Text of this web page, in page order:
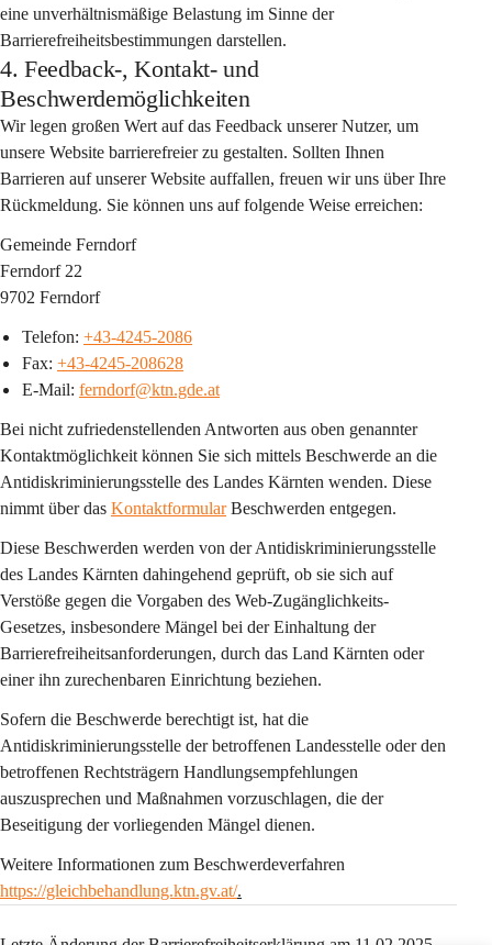
eine unverhältnismäßige Belastung im Sinne der
Barrierefreiheitsbestimmungen darstellen.
4. Feedback-, Kontakt- und
Beschwerdemöglichkeiten
Wir legen großen Wert auf das Feedback unserer Nutzer, um
unsere Website barrierefreier zu gestalten. Sollten Ihnen
Barrieren auf unserer Website auffallen, freuen wir uns über Ihre
Rückmeldung. Sie können uns auf folgende Weise erreichen:
Gemeinde Ferndorf
Ferndorf 22
9702 Ferndorf
Telefon: +43-4245-2086
Fax: +43-4245-208628
E-Mail: ferndorf@ktn.gde.at
Bei nicht zufriedenstellenden Antworten aus oben genannter
Kontaktmöglichkeit können Sie sich mittels Beschwerde an die
Antidiskriminierungsstelle des Landes Kärnten wenden. Diese
nimmt über das Kontaktformular Beschwerden entgegen.
Diese Beschwerden werden von der Antidiskriminierungsstelle
des Landes Kärnten dahingehend geprüft, ob sie sich auf
Verstöße gegen die Vorgaben des Web-Zugänglichkeits-
Gesetzes, insbesondere Mängel bei der Einhaltung der
Barrierefreiheitsanforderungen, durch das Land Kärnten oder
einer ihn zurechenbaren Einrichtung beziehen.
Sofern die Beschwerde berechtigt ist, hat die
Antidiskriminierungsstelle der betroffenen Landesstelle oder den
betroffenen Rechtsträgern Handlungsempfehlungen
auszusprechen und Maßnahmen vorzuschlagen, die der
Beseitigung der vorliegenden Mängel dienen.
Weitere Informationen zum Beschwerdeverfahren
https://gleichbehandlung.ktn.gv.at/.